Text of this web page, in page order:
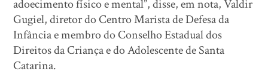
adoecimento físico e mental”, disse, em nota, Valdir
Gugiel, diretor do Centro Marista de Defesa da
Infância e membro do Conselho Estadual dos
Direitos da Criança e do Adolescente de Santa
Catarina.